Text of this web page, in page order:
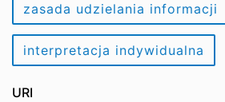
zasada udzielania informacji
interpretacja indywidualna
URI